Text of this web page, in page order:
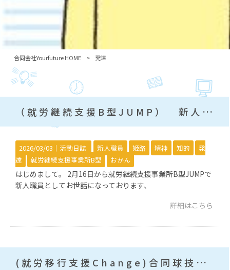
合同会社Yourfuture HOME > 発達
（就労継続支援B型JUMP） 新人職員紹介
2026/03/03｜ 活動日誌 新人職員 姫路 精神 知的
発
達
就労継続支援事業所B型 おかん
はじめまして。 2月16日から就労継続支援事業所B型JUMPで
新人職員としてお世話になっております、
詳細はこちら
(就労移行支援Change)合同球技大会！